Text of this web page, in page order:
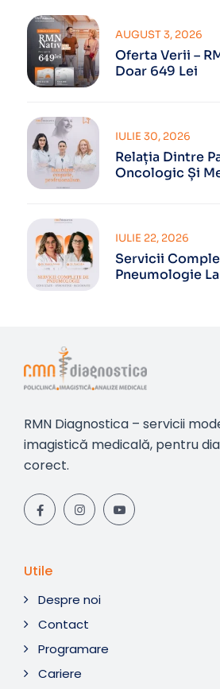
Oferta Verii –
Doar 649 Lei
AUGUST 3, 2026
Relația Dintre
Oncologic Și
IULIE 30, 2026
Servicii
Pneumologie
IULIE 22, 2026
RMN Diagnostica – servicii
imagistică medicală, pentru
corect.
Utile
Despre noi
Contact
Programare
Cariere